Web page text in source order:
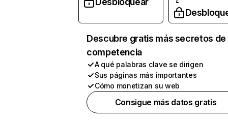
Descubre gratis más secretos de
competencia
A qué palabras clave se dirigen
Sus páginas más importantes
Cómo monetizan su web
Consigue más datos gratis